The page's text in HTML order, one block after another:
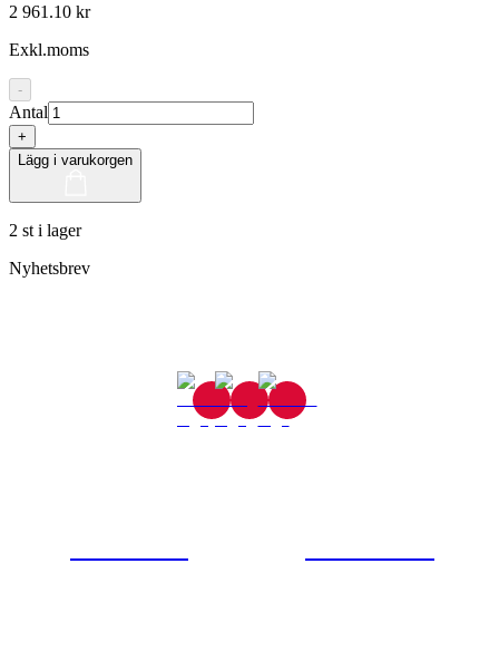
2 961.10 kr
Exkl.moms
-
Antal
+
Lägg i varukorgen
2 st i lager
Nyhetsbrev